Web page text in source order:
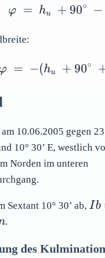
φ = hu + 90∘ −
φ = −(hu + 90∘
am 10.06.2005 gegen
10° 30’ E, westlich
Norden im unteren
Sextant 10° 30’ ab,Ib
Ib
.
des